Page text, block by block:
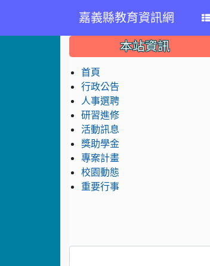
嘉義縣教育資訊網
::: 本站資訊
首頁
行政公告
人事選聘
研習進修
活動訊息
獎助學金
專案計畫
校園動態
重要行事